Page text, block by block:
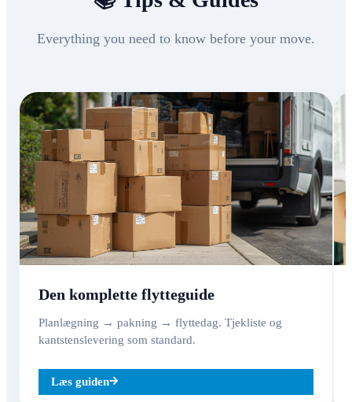
Everything you need to know before your move.
Den komplette flytteguide
Planlægning → pakning → flyttedag. Tjekliste og
kantstenslevering som standard.
Læs guiden